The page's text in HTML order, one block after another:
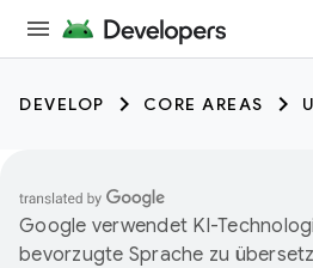
DEVELOP CORE AREAS
Google verwendet KI-
bevorzugte Sprache zu